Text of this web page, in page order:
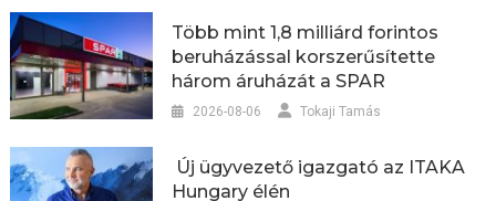
Több mint 1,8 milliárd forintos
beruházással korszerűsítette
három áruházát a SPAR
2026-08-06 Tokaji Tamás
Új ügyvezető igazgató az ITAKA
Hungary élén